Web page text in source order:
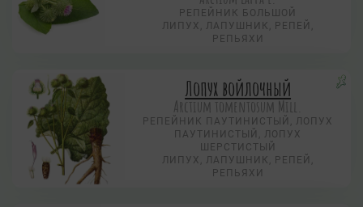
РЕПЕЙНИК БОЛЬШОЙ
ЛИПУХ, ЛАПУШНИК, РЕПЕЙ,
РЕПЬЯХИ
Лопух войлочный
Arctium tomentosum Mill.
РЕПЕЙНИК ПАУТИНИСТЫЙ, ЛОПУХ
ПАУТИНИСТЫЙ, ЛОПУХ
ШЕРСТИСТЫЙ
ЛИПУХ, ЛАПУШНИК, РЕПЕЙ,
РЕПЬЯХИ